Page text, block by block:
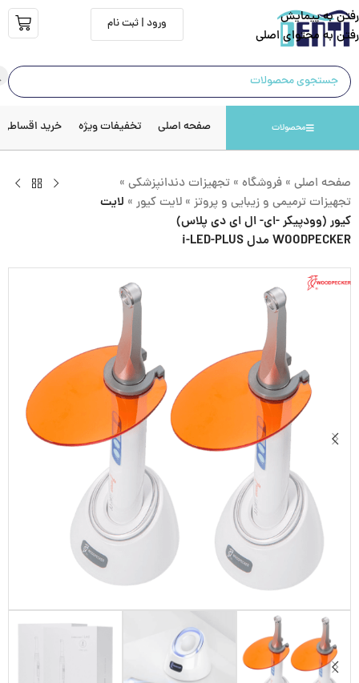
رفتن به پیمایش
رفتن به محتوای اصلی
ورود | ثبت نام
محصولات صفحه اصلی تخفیفات ویژه خرید اقساطی
صفحه اصلی » فروشگاه » تجهیزات دندانپزشکی »
تجهیزات ترمیمی و زیبایی و پروتز » لایت کیور » لایت
کیور (وودپیکر -ای- ال ای دی پلاس)
WOODPECKER مدل i-LED-PLUS